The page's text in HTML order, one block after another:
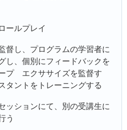
ールプレイ
督し、プログラムの学習者に
し、個別にフィードバックを
プ エクササイズを監督す
タントをトレーニングする
ッションにて、別の受講生に
う